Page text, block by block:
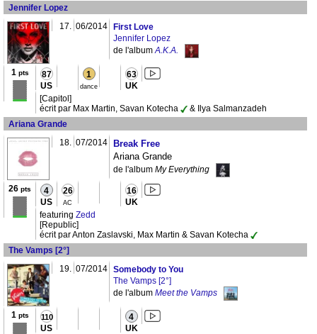
Jennifer Lopez
17. 06/2014
First Love
Jennifer Lopez
de l'albumA.K.A.
1 pts 87
US
1
dance
63
UK
[Capitol]
écrit par Max Martin, Savan Kotecha
& Ilya Salmanzadeh
Ariana Grande
18. 07/2014
Break Free
Ariana Grande
de l'album My Everything
26 pts 4
US
26
AC
16
UK
featuring Zedd
[Republic]
écrit par Anton Zaslavski, Max Martin & Savan Kotecha
The Vamps [2°]
19. 07/2014 Somebody to You
The Vamps [2°]
de l'album Meet the Vamps
1 pts
110
US
4
UK